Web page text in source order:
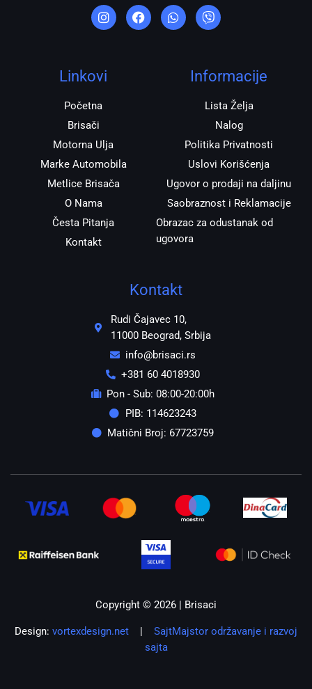
n
s
t
r
a
a
c
e
h
a
t
i
b
e
Linkovi
Početna
Brisači
Motorna Ulja
Marke Automobila
Metlice Brisača
O Nama
Česta Pitanja
Kontakt
Informacije
Lista Želja
Nalog
Politika Privatnosti
Uslovi Korišćenja
Ugovor o prodaji na daljinu
Saobraznost i Reklamacije
Obrazac za odustanak od
ugovora
Kontakt
Rudi Čajavec 10,
11000 Beograd, Srbija
info@brisaci.rs
+381 60 4018930
Pon - Sub: 08:00-20:00h
PIB: 114623243
Matični Broj: 67723759
Copyright © 2026 | Brisaci
Design: vortexdesign.net | SajtMajstor održavanje i razvoj
sajta